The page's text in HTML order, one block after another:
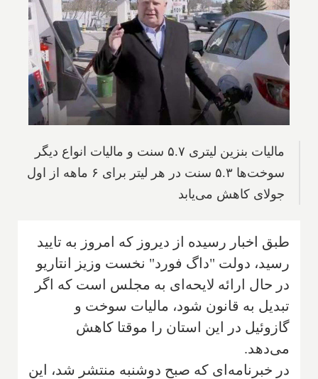
مالیات بنزین لیتری ۵.۷ سنت و مالیات انواع دیگر
سوخت‌ها ۵.۳ سنت در هر لیتر برای ۶ ماهه از اول
جولای کاهش می‌یابد
طبق اخبار رسیده از دیروز که امروز به تایید
رسید، دولت "داگ فورد" نخست وزیز انتاریو
در حال ارائه لایحه‌ای به مجلس است که اگر
تبدیل به قانون شود، مالیات سوخت و
گازوئیل در این استان را موقتا کاهش
می‌دهد.
در خبرنامه‌ای که صبح دوشنبه منتشر شد، این